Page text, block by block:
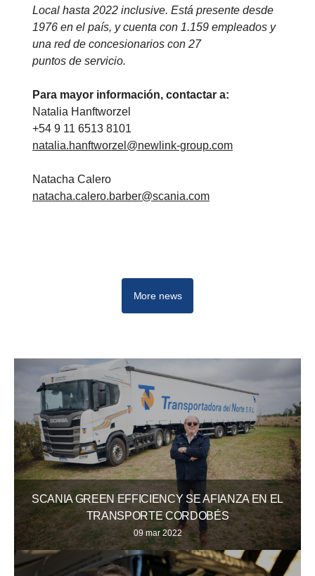
Local hasta 2022 inclusive. Está presente desde
1976 en el país, y cuenta con 1.159 empleados y
una red de concesionarios con 27
puntos de servicio.
Para mayor información, contactar a:
Natalia Hanftworzel
+54 9 11 6513 8101
natalia.hanftworzel@newlink-group.com
Natacha Calero
natacha.calero.barber@scania.com
More news
SCANIA GREEN EFFICIENCY SE AFIANZA EN EL
TRANSPORTE CORDOBÉS
09 mar 2022